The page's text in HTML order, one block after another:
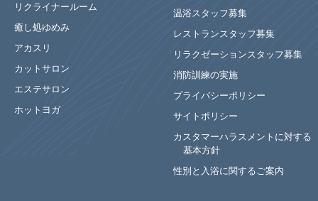
リクライナールーム
癒し処ゆめみ
アカスリ
カットサロン
エステサロン
ホットヨガ
温浴スタッフ募集
レストランスタッフ募集
リラクゼーションスタッフ募集
消防訓練の実施
プライバシーポリシー
サイトポリシー
カスタマーハラスメントに対する
基本方針
性別と入浴に関するご案内